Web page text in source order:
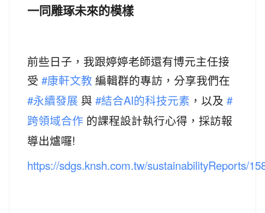
一同雕琢未來的模樣
前些日子，我跟婷婷老師還有博元主任接
受 #康軒文教 編輯群的專訪，分享我們在
#永續發展 與 #結合AI的科技元素 ，以及 #
跨領域合作 的課程設計執行心得，採訪報
導出爐囉!
https://sdgs.knsh.com.tw/sustainabilityReports/